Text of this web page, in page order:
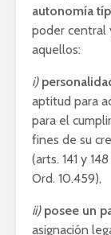
autonomía
poder central
aquellos:
i)
aptitud para
para el
fines de su
(arts. 141 y
Ord. 10.459),
ii) posee un
asignación